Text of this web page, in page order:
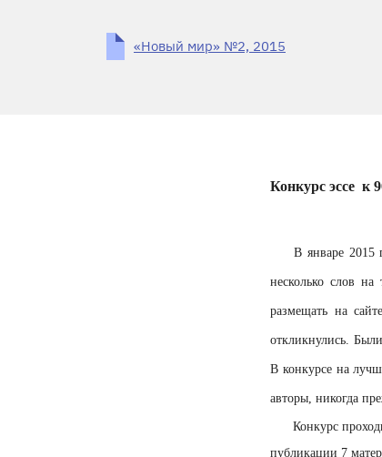
«Новый мир» №2, 2015
Конкурс эссе к
В январе 2015
несколько слов
размещать на
откликнулись.
В конкурсе на
авторы, никогда
Конкурс
публикации 7